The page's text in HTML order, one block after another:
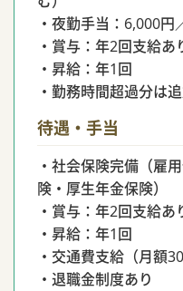
・夜勤手当：6,000円
・賞与：年2回支給あ
・昇給：年1回
・勤務時間超過分は
待遇・手当
・社会保険完備（雇
険・厚生年金保険）
・賞与：年2回支給あ
・昇給：年1回
・交通費支給（月額
・退職金制度あり